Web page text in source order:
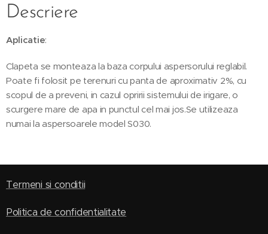
Descriere
Aplicatie:
Clapeta se monteaza la baza corpului aspersorului reglabil.
Poate fi folosit pe terenuri cu panta de aproximativ 2%, cu
scopul de a preveni, in cazul opririi sistemului de irigare, o
scurgere mare de apa in punctul cel mai jos.Se utilizeaza
numai la aspersoarele model S030.
Termeni si conditii
Politica de confidentialitate